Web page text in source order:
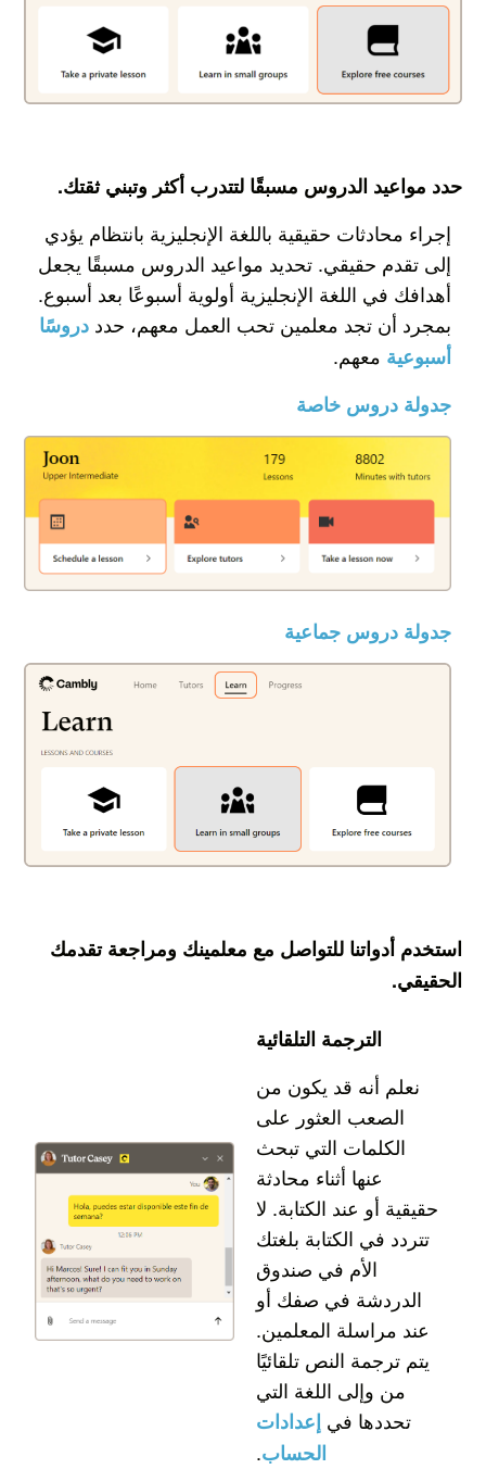
حدد مواعيد الدروس مسبقًا لتتدرب أكثر وتبني ثقتك.
إجراء محادثات حقيقية باللغة الإنجليزية بانتظام يؤدي
إلى تقدم حقيقي. تحديد مواعيد الدروس مسبقًا يجعل
أهدافك في اللغة الإنجليزية أولوية أسبوعًا بعد أسبوع.
بمجرد أن تجد معلمين تحب العمل معهم، حدددروسًا
أسبوعية معهم.
جدولة دروس خاصة
جدولة دروس جماعية
استخدم أدواتنا للتواصل مع معلمينك ومراجعة تقدمك
الحقيقي.
الترجمة التلقائية
نعلم أنه قد يكون من
الصعب العثور على
الكلمات التي تبحث
عنها أثناء محادثة
حقيقية أو عند الكتابة. لا
تتردد في الكتابة بلغتك
الأم في صندوق
الدردشة في صفك أو
عند مراسلة المعلمين.
يتم ترجمة النص تلقائيًا
من وإلى اللغة التي
تحددها في إعدادات
الحساب.